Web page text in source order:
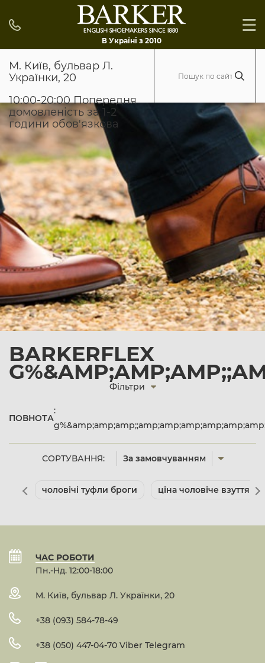
В Україні з 2010
М. Київ, бульвар Л.
Українки, 20
10:00-20:00 Попередня
домовленість за 1-2
години обов'язкова
BARKERFLEX
СОРТУВАННЯ: За замовчуванням
Фільтри
ПОВНОТА
:
чоловічі туфли броги ціна чоловіче взуття
ЧАС РОБОТИ
Пн.-Нд. 12:00-18:00
М. Київ, бульвар Л. Українки, 20
+38 (093) 584-78-49
+38 (050) 447-04-70 Viber Telegram